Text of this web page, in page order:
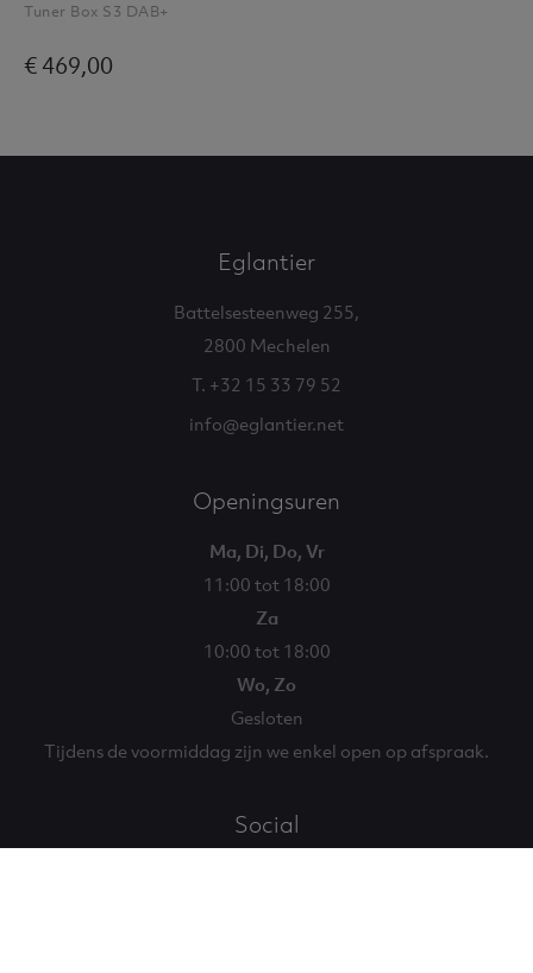
Tuner Box S3 DAB+
€ 469,00
Eglantier
Battelsesteenweg 255,
2800 Mechelen
T. +32 15 33 79 52
info@eglantier.net
Openingsuren
Ma, Di, Do, Vr
11:00 tot 18:00
Za
10:00 tot 18:00
Wo, Zo
Gesloten
Tijdens de voormiddag zijn we enkel open op afspraak.
Social